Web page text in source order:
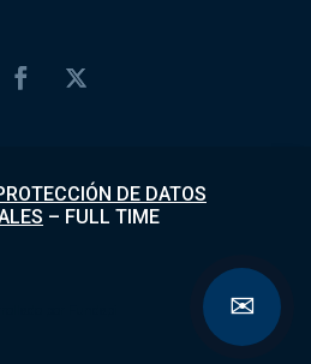
DE DATOS
– FULL TIME
✉